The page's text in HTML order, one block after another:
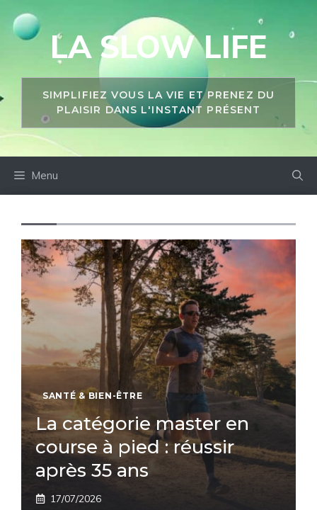
LA SLOW LIFE
SIMPLIFIEZ VOUS LA VIE ET PRENEZ DU
PLAISIR DANS L'INSTANT PRÉSENT
Menu
SANTÉ & BIEN-ÊTRE
La catégorie master en
course à pied : réussir
après 35 ans
17/07/2026